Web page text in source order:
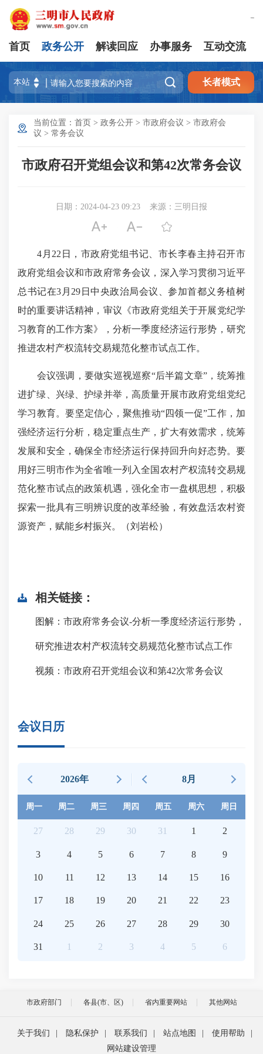
首页 政务公开 解读回应 办事服务 互动交流
 长者模式
当前位置： 首页 > 政务公开 > 市政府会议 > 市政府会
议 > 常务会议
市政府召开党组会议和第42次常务会议
日期：2024-04-23 09:23 来源：三明日报
  
4月22日，市政府党组书记、市长李春主持召开市
政府党组会议和市政府常务会议，深入学习贯彻习近平
总书记在3月29日中央政治局会议、参加首都义务植树
时的重要讲话精神，审议《市政府党组关于开展党纪学
习教育的工作方案》，分析一季度经济运行形势，研究
推进农村产权流转交易规范化整市试点工作。
会议强调，要做实巡视巡察“后半篇文章”，统筹推
进扩绿、兴绿、护绿并举，高质量开展市政府党组党纪
学习教育。要坚定信心，聚焦推动“四领一促”工作，加
强经济运行分析，稳定重点生产，扩大有效需求，统筹
发展和安全，确保全市经济运行保持回升向好态势。要
用好三明市作为全省唯一列入全国农村产权流转交易规
范化整市试点的政策机遇，强化全市一盘棋思想，积极
探索一批具有三明辨识度的改革经验，有效盘活农村资
源资产，赋能乡村振兴。（刘岩松）
相关链接：
图解：市政府常务会议-分析一季度经济运行形势，
研究推进农村产权流转交易规范化整市试点工作
视频：市政府召开党组会议和第42次常务会议
会议日历
2026年 8月
周一 周二 周三 周四 周五 周六 周日
27 28 29 30 31 1 2
3 4 5 6 7 8 9
10 11 12 13 14 15 16
17 18 19 20 21 22 23
24 25 26 27 28 29 30
31 1 2 3 4 5 6
市政府部门 各县(市、区) 省内重要网站 其他网站
关于我们 隐私保护 联系我们 站点地图 使用帮助
网站建设管理